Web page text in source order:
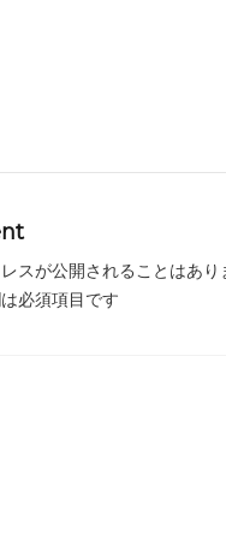
スが公開されることはあり
必須項目です